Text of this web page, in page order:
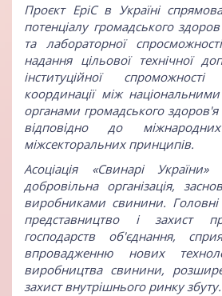
Проєкт EpiC в Україні
потенціалу громадського
та лабораторної
надання цільової технічної
інституційної
координації між
органами громадського
відповідно до
міжсекторальних принципів.
Асоціація «Свинарі
добровільна організація,
виробниками свинини.
представництво і захист
господарств об'єднання,
впровадженню нових
виробництва свинини,
захист внутрішнього ринку збуту.